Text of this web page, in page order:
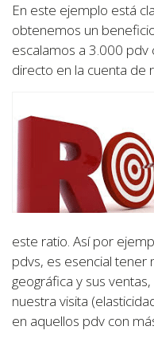
En este ejemplo está
obtenemos un
escalamos a 3.000 pdv
directo en la cuenta de
este ratio. Así por
pdvs, es esencial tener
geográfica y sus
nuestra visita
en aquellos pdv con